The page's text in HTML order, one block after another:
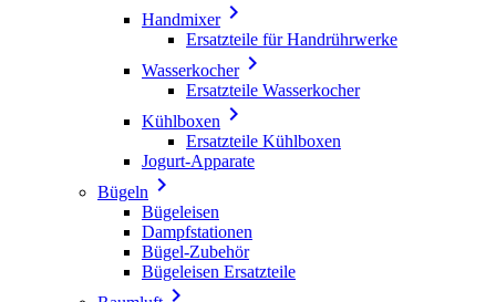
Handmixer
Ersatzteile für Handrührwerke
Wasserkocher
Ersatzteile Wasserkocher
Kühlboxen 
Ersatzteile Kühlboxen
Jogurt-Apparate
Bügeln 
Bügeleisen
Dampfstationen
Bügel-Zubehör
Bügeleisen Ersatzteile
